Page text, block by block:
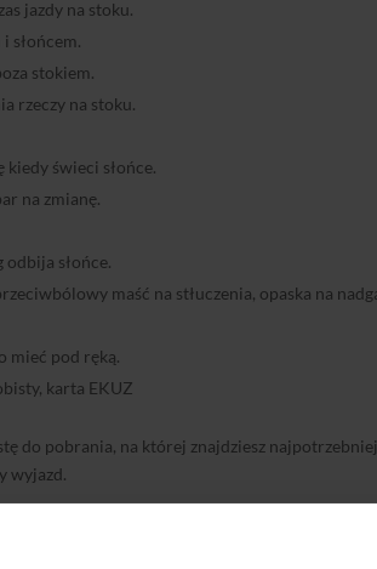
jazdy na stoku.
słońcem.
stokiem.
rzeczy na stoku.
świeci słońce.
na zmianę.
odbija słońce.
maść na stłuczenia, opaska na
mieć pod ręką.
karta EKUZ
do pobrania, na której znajdziesz
wyjazd.